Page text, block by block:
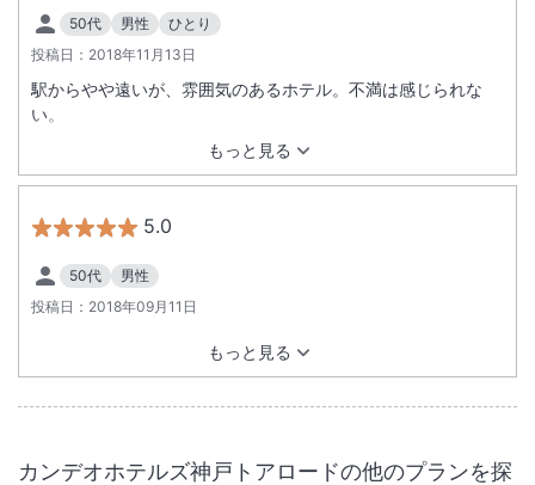
50代 男性
ひとり
投稿日： 2018年11月13日
もっと見る
駅からやや遠いが、雰囲気のあるホテル。不満は感じられな
い。
5.0
50代
男性
投稿日： 2018年09月11日
もっと見る
カンデオホテルズ神戸トアロードの他のプランを探